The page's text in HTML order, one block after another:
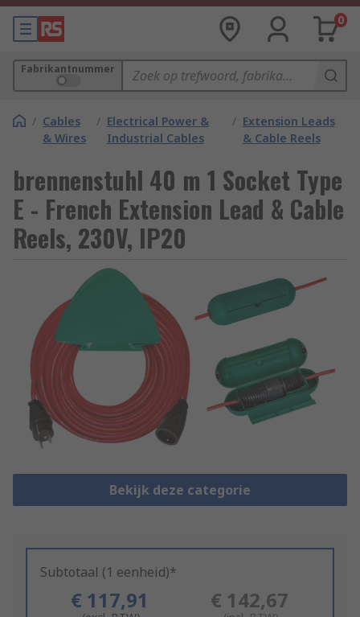
0
Fabrikantnummer
/ Cables
& Wires
/ Electrical Power &
Industrial Cables
/ Extension Leads
& Cable Reels
brennenstuhl 40 m 1 Socket Type
E - French Extension Lead & Cable
Reels, 230V, IP20
Bekijk deze categorie
Subtotaal (1 eenheid)*
€ 117,91 € 142,67